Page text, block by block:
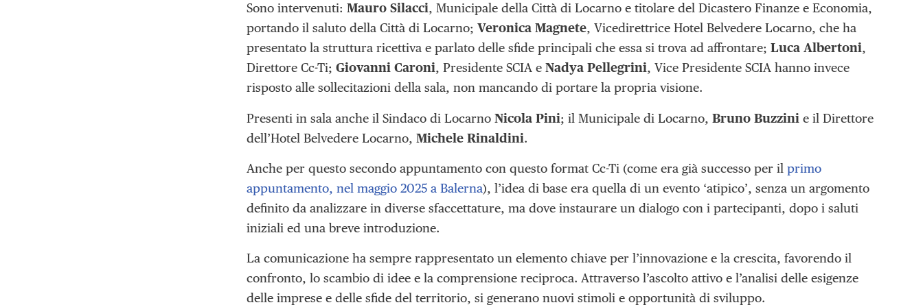
Sono intervenuti: Mauro Silacci, Municipale della Città di Locarno e titolare del Dicastero Finanze e Economia,
portando il saluto della Città di Locarno; Veronica Magnete, Vicedirettrice Hotel Belvedere Locarno, che ha
presentato la struttura ricettiva e parlato delle sfide principali che essa si trova ad affrontare; Luca Albertoni,
Direttore Cc-Ti; Giovanni Caroni, Presidente SCIA e Nadya Pellegrini, Vice Presidente SCIA hanno invece
risposto alle sollecitazioni della sala, non mancando di portare la propria visione.
Presenti in sala anche il Sindaco di Locarno Nicola Pini; il Municipale di Locarno, Bruno Buzzini e il Direttore
dell’Hotel Belvedere Locarno, Michele Rinaldini.
Anche per questo secondo appuntamento con questo format Cc-Ti (come era già successo per il primo
appuntamento, nel maggio 2025 a Balerna), l’idea di base era quella di un evento ‘atipico’, senza un argomento
definito da analizzare in diverse sfaccettature, ma dove instaurare un dialogo con i partecipanti, dopo i saluti
iniziali ed una breve introduzione.
La comunicazione ha sempre rappresentato un elemento chiave per l’innovazione e la crescita, favorendo il
confronto, lo scambio di idee e la comprensione reciproca. Attraverso l’ascolto attivo e l’analisi delle esigenze
delle imprese e delle sfide del territorio, si generano nuovi stimoli e opportunità di sviluppo.